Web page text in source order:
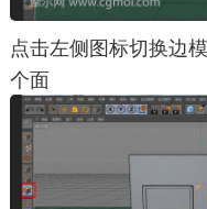
点击左侧图标切换边
个面